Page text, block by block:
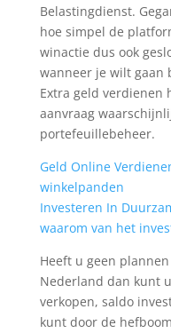
Belastingdienst.
hoe simpel de
winactie dus ook
wanneer je wilt gaan
Extra geld verdienen
aanvraag
portefeuillebeheer.
Geld Online
winkelpanden
Investeren In
waarom van het
Heeft u geen
Nederland dan kunt
verkopen, saldo
kunt door de